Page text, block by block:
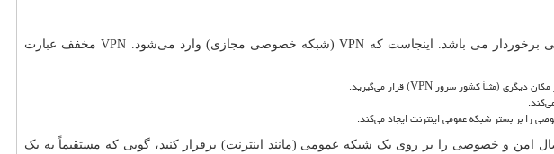
برخوردار می باشد. اینجاست که VPN(شبکه خصوصی مجازی) وارد می‌شود. VPNمخفف عبارت
دیگری (مثلاً کشور سرورVPN) قرار می‌گیرید.
را بر بستر شبکه عمومی اینترنت ایجاد می‌کند.
و خصوصی را بر روی یک شبکه عمومی (مانند اینترنت) برقرار کنید، گویی که مستقیماً به یک